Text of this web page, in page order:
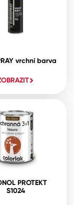
vrchní barva
PROTEKT
S1024